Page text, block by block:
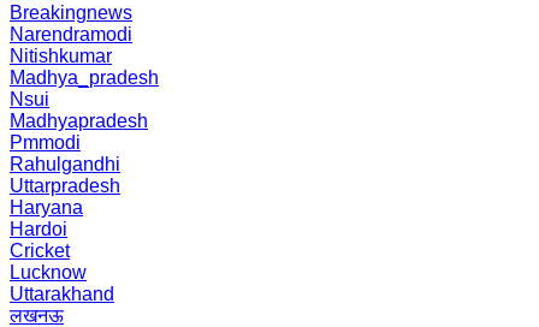
Breakingnews
Narendramodi
Nitishkumar
Madhya_pradesh
Nsui
Madhyapradesh
Pmmodi
Rahulgandhi
Uttarpradesh
Haryana
Hardoi
Cricket
Lucknow
Uttarakhand
लखनऊ